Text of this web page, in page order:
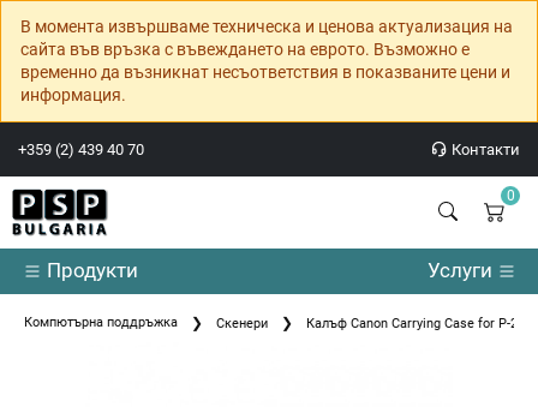
В момента извършваме техническа и ценова актуализация на
сайта във връзка с въвеждането на еврото. Възможно е
временно да възникнат несъответствия в показваните цени и
информация.
+359 (2) 439 40 70 Контакти
0
Продукти Услуги
Компютърна поддръжка Скенери Калъф Canon Carrying Case for P-208